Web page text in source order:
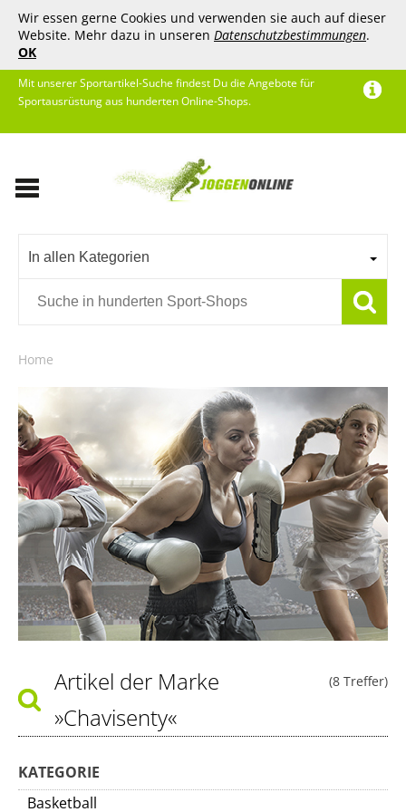
Wir essen gerne Cookies und verwenden sie auch auf dieser
Website. Mehr dazu in unseren Datenschutzbestimmungen.
OK
Mit unserer Sportartikel-Suche findest Du die Angebote für
Sportausrüstung aus hunderten Online-Shops.
In allen Kategorien
Home
(8 Treffer)
Artikel der Marke
»Chavisenty«
KATEGORIE
Basketball